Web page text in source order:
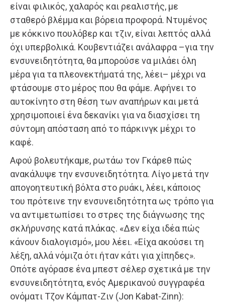
είναι φιλικός, χαλαρός και ρεαλιστής, με
σταθερό βλέμμα και βόρεια προφορά. Ντυμένος
με κόκκινο πουλόβερ και τζιν, είναι λεπτός αλλά
όχι υπερβολικά. Κουβεντιάζει ανάλαφρα –για την
ενσυνειδητότητα, θα μπορούσε να μιλάει όλη
μέρα για τα πλεονεκτήματά της, λέει– μέχρι να
φτάσουμε στο μέρος που θα φάμε. Αφήνει το
αυτοκίνητο στη θέση των αναπήρων και μετά
χρησιμοποιεί ένα δεκανίκι για να διασχίσει τη
σύντομη απόσταση από το πάρκινγκ μέχρι το
καφέ.
Αφού βολευτήκαμε, ρωτάω τον Γκάρεθ πώς
ανακάλυψε την ενσυνειδητότητα. Λίγο μετά την
απογοητευτική βόλτα στο ρυάκι, λέει, κάποιος
του πρότεινε την ενσυνειδητότητα ως τρόπο για
να αντιμετωπίσει το στρες της διάγνωσης της
σκλήρυνσης κατά πλάκας. «Δεν είχα ιδέα πώς
κάνουν διαλογισμό», μου λέει. «Είχα ακούσει τη
λέξη, αλλά νόμιζα ότι ήταν κάτι για χίπηδες».
Οπότε αγόρασε ένα μπεστ σέλερ σχετικά με την
ενσυνειδητότητα, ενός Αμερικανού συγγραφέα
ονόματι Τζον Κάμπατ-Ζιν (Jon Kabat-Zinn):